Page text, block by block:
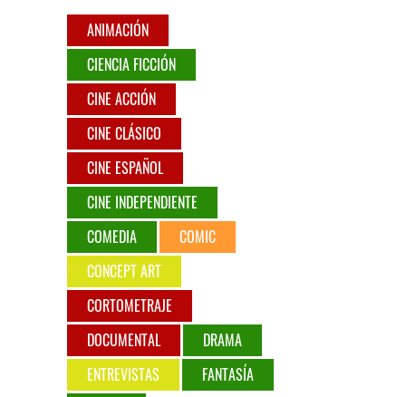
ANIMACIÓN
CIENCIA FICCIÓN
CINE ACCIÓN
CINE CLÁSICO
CINE ESPAÑOL
CINE INDEPENDIENTE
COMEDIA
COMIC
CONCEPT ART
CORTOMETRAJE
DOCUMENTAL
DRAMA
ENTREVISTAS
FANTASÍA